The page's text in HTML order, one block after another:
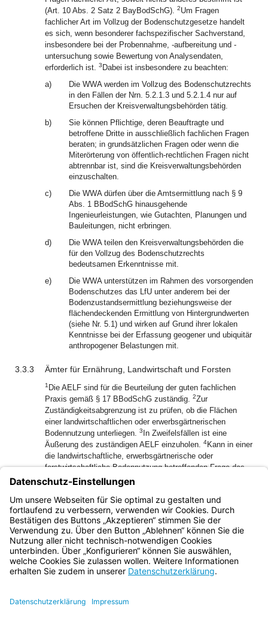
(Art. 10 Abs. 2 Satz 2 BayBodSchG). 2Um Fragen
fachlicher Art im Vollzug der Bodenschutzgesetze handelt
es sich, wenn besonderer fachspezifischer Sachverstand,
insbesondere bei der Probennahme, -aufbereitung und -
untersuchung sowie Bewertung von Analysendaten,
erforderlich ist. 3 Dabei ist insbesondere zu beachten:
a)
Die WWA werden im Vollzug des Bodenschutzrechts
in den Fällen der Nrn. 5.2.1.3 und 5.2.1.4 nur auf
Ersuchen der Kreisverwaltungsbehörden tätig.
b)
Sie können Pflichtige, deren Beauftragte und
betroffene Dritte in ausschließlich fachlichen Fragen
beraten; in grundsätzlichen Fragen oder wenn die
Miterörterung von öffentlich-rechtlichen Fragen nicht
abtrennbar ist, sind die Kreisverwaltungsbehörden
einzuschalten.
c)
Die WWA dürfen über die Amtsermittlung nach § 9
Abs. 1 BBodSchG hinausgehende
Ingenieurleistungen, wie Gutachten, Planungen und
Bauleitungen, nicht erbringen.
d)
Die WWA teilen den Kreisverwaltungsbehörden die
für den Vollzug des Bodenschutzrechts
bedeutsamen Erkenntnisse mit.
e)
Die WWA unterstützen im Rahmen des vorsorgenden
Bodenschutzes das LfU unter anderem bei der
Bodenzustandsermittlung beziehungsweise der
flächendeckenden Ermittlung von Hintergrundwerten
(siehe Nr. 5.1) und wirken auf Grund ihrer lokalen
Kenntnisse bei der Erfassung geogener und ubiquitär
anthropogener Belastungen mit.
3.3.3 Ämter für Ernährung, Landwirtschaft und Forsten
1 Die AELF sind für die Beurteilung der guten fachlichen
Praxis gemäß § 17 BBodSchG zuständig. 2Zur
Zuständigkeitsabgrenzung ist zu prüfen, ob die Flächen
einer landwirtschaftlichen oder erwerbsgärtnerischen
Bodennutzung unterliegen. 3 In Zweifelsfällen ist eine
Äußerung des zuständigen AELF einzuholen. 4Kann in einer
die landwirtschaftliche, erwerbsgärtnerische oder
forstwirtschaftliche Bodennutzung betreffenden Frage das
nach Art. 10 Abs. 4 Halbsatz 1 BayBodSchG erforderliche
Einvernehmen nicht hergestellt werden, legen die beteiligten
Behörden den Vorgang jeweils ihrer nächsthöheren
Verwaltungsstufe zur Entscheidung vor.
Bayern.de
BayernPortal
Impressum